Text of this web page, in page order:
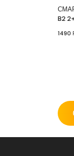
B2
1490